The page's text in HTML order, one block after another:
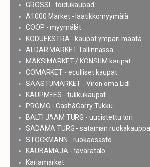
GROSSI - toidukaubad
A1000 Market - laatikkomyymälä
COOP - myymälät
KODUEKSTRA - kaupat ympäri maata
ALDAR MARKET Tallinnassa
MAKSIMARKET / KONSUM kaupat
COMARKET - edulliset kaupat
SÄÄSTUMARKET - Viron oma Lidl
KAUPMEES - tukkukaupat
PROMO - Cash&Carry Tukku
BALTI JAAM TURG - uudistettu tori
SADAMA TURG - sataman ruokakauppa
STOCKMANN - ruokaosasto
KAUBAMAJA - tavaratalo
Kariamarket